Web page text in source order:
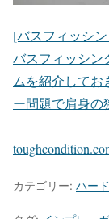
[バスフィッシ
バスフィッシン
ムを紹介して
ー問題で肩身の
カテゴリー: ハー